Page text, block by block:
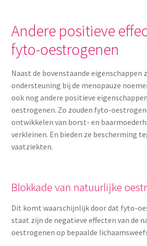
Andere positieve
fyto-oestrogenen
Naast de bovenstaande eigenschappen
ondersteuning bij de menopauze
ook nog andere positieve
oestrogenen. Zo zouden fyto-
ontwikkelen van borst- en
verkleinen. En bieden ze bescherming
vaatziekten.
Blokkade van natuurlijke
Dit komt waarschijnlijk door dat fyto-
staat zijn de negatieve effecten van de
oestrogenen op bepaalde